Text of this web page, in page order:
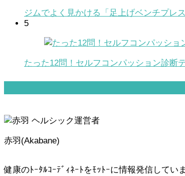
ジムでよく見かける「足上げベンチプレ
5
たった12問！セルフコンパッション診断
赤羽(Akabane)
健康のﾄｰﾀﾙｺｰﾃﾞｨﾈｰﾄをﾓｯﾄｰに情報発信してい